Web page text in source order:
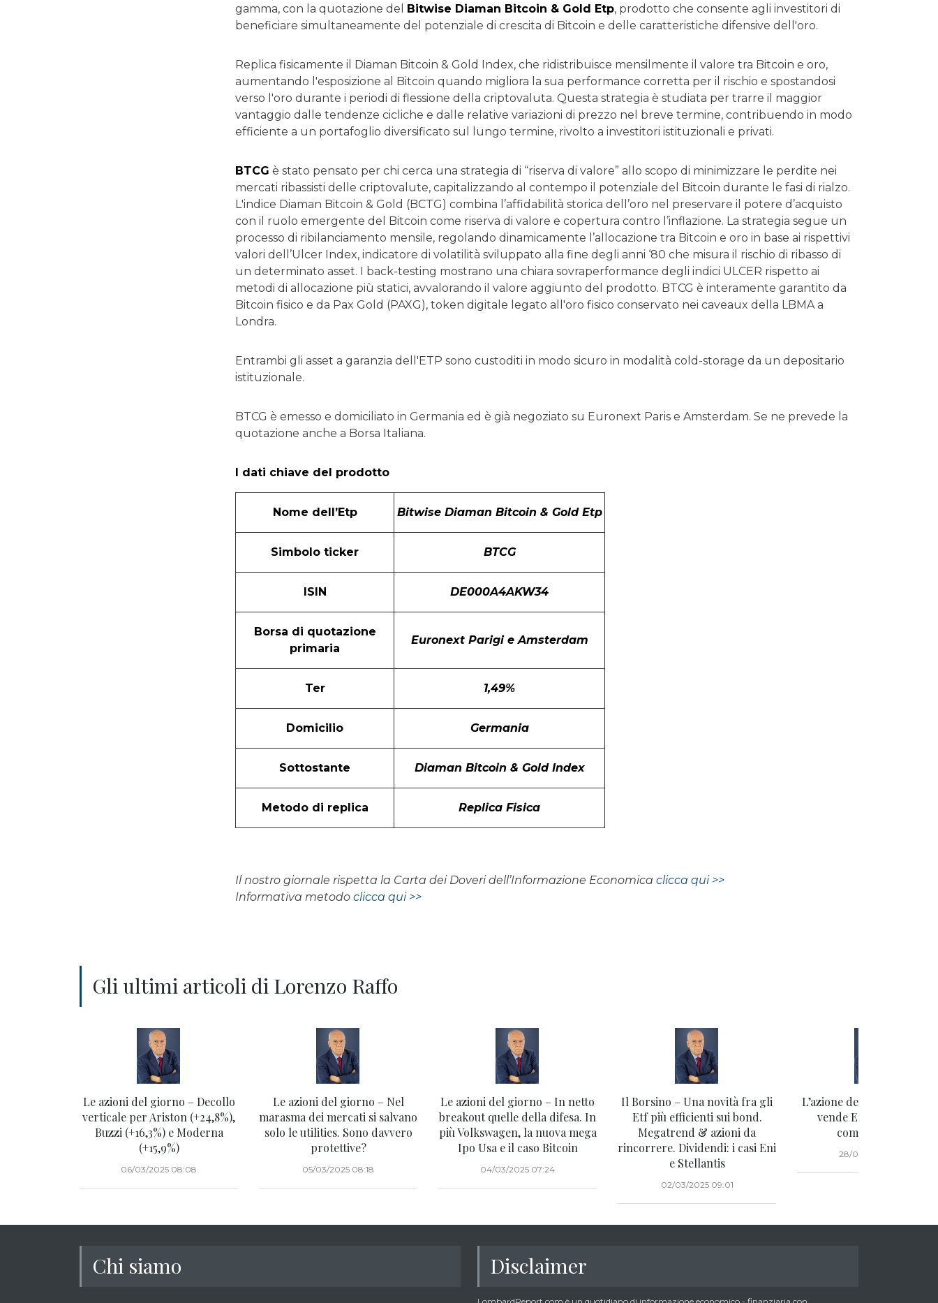
gamma, con la quotazione del
Bitwise Diaman Bitcoin & Gold Etp, prodotto che consente agli investitori di
beneficiare simultaneamente del potenziale di crescita di Bitcoin e delle caratteristiche difensive dell'oro.
Replica fisicamente il Diaman Bitcoin & Gold Index, che ridistribuisce mensilmente il valore tra Bitcoin e oro,
aumentando l'esposizione al Bitcoin quando migliora la sua performance corretta per il rischio e spostandosi
verso l'oro durante i periodi di flessione della criptovaluta. Questa strategia è studiata per trarre il maggior
vantaggio dalle tendenze cicliche e dalle relative variazioni di prezzo nel breve termine, contribuendo in modo
efficiente a un portafoglio diversificato sul lungo termine, rivolto a investitori istituzionali e privati.
BTCG è stato pensato per chi cerca una strategia di “riserva di valore” allo scopo di minimizzare le perdite nei
mercati ribassisti delle criptovalute, capitalizzando al contempo il potenziale del Bitcoin durante le fasi di rialzo.
L'indice Diaman Bitcoin & Gold (BCTG) combina l’affidabilità storica dell’oro nel preservare il potere d’acquisto
con il ruolo emergente del Bitcoin come riserva di valore e copertura contro l’inflazione. La strategia segue un
processo di ribilanciamento mensile, regolando dinamicamente l’allocazione tra Bitcoin e oro in base ai rispettivi
valori dell’Ulcer Index, indicatore di volatilità sviluppato alla fine degli anni ‘80 che misura il rischio di ribasso di
un determinato asset. I back-testing mostrano una chiara sovraperformance degli indici ULCER rispetto ai
metodi di allocazione più statici, avvalorando il valore aggiunto del prodotto. BTCG è interamente garantito da
Bitcoin fisico e da Pax Gold (PAXG), token digitale legato all'oro fisico conservato nei caveaux della LBMA a
Londra.
Entrambi gli asset a garanzia dell'ETP sono custoditi in modo sicuro in modalità cold-storage da un depositario
istituzionale.
BTCG è emesso e domiciliato in Germania ed è già negoziato su Euronext Paris e Amsterdam. Se ne prevede la
quotazione anche a Borsa Italiana.
I dati chiave del prodotto
Nome dell’Etp Bitwise Diaman Bitcoin & Gold Etp
Simbolo ticker BTCG
ISIN DE000A4AKW34
Borsa di quotazione
primaria
Euronext Parigi e Amsterdam
Ter 1,49%
Domicilio Germania
Sottostante Diaman Bitcoin & Gold Index
Metodo di replica Replica Fisica
Il nostro giornale rispetta la Carta dei Doveri dell’Informazione Economicaclicca qui >>
Informativa metodoclicca qui >>
Gli ultimi articoli di Lorenzo Raffo
Le azioni del giorno – Decollo
verticale per Ariston (+24,8%),
Buzzi (+16,3%) e Moderna
(+15,9%)
06/03/2025 08:08
Le azioni del giorno – Nel
marasma dei mercati si salvano
solo le utilities. Sono davvero
protettive?
05/03/2025 08:18
Le azioni del giorno – In netto
breakout quelle della difesa. In
più Volkswagen, la nuova mega
Ipo Usa e il caso Bitcoin
04/03/2025 07:24
Il Borsino – Una novità fra gli
Etf più efficienti sui bond.
Megatrend & azioni da
rincorrere. Dividendi: i casi Eni
e Stellantis
02/03/2025 09:01
L’azione del giorno –
vende Elkann e intanto
compra il retail
28/02/2025 08:07
Chi siamo Disclaimer